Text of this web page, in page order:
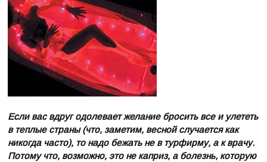
Если вас вдруг одолевает желание бросить все и улететь
в теплые страны (что, заметим, весной случается как
никогда часто), то надо бежать не в турфирму, а к врачу.
Потому что, возможно, это не каприз, а болезнь, которую